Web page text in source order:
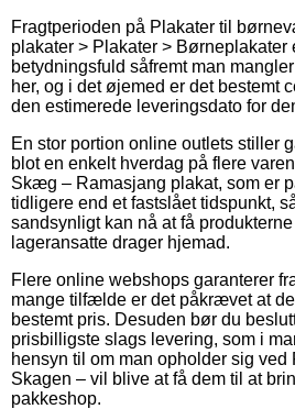
Fragtperioden på Plakater til
plakater > Plakater >
betydningsfuld såfremt man
her, og i det øjemed er det bestemt
den estimerede leveringsdato for
En stor portion online outlets stiller
blot en enkelt hverdag på flere
Skæg – Ramasjang plakat, som er
tidligere end et fastslået tidspunkt,
sandsynligt kan nå at få
lageransatte drager hjemad.
Flere online webshops garanterer
mange tilfælde er det påkrævet at
bestemt pris. Desuden bør du
prisbilligste slags levering, som i
hensyn til om man opholder sig
Skagen – vil blive at få dem til at
pakkeshop.